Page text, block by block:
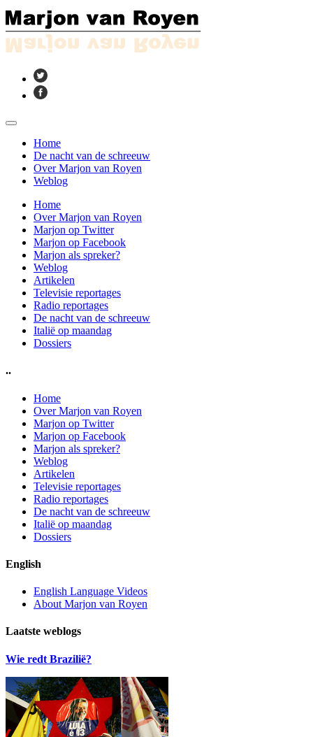
Home
De nacht van de schreeuw
Over Marjon van Royen
Weblog
Home
Over Marjon van Royen
Marjon op Twitter
Marjon op Facebook
Marjon als spreker?
Weblog
Artikelen
Televisie reportages
Radio reportages
De nacht van de schreeuw
Italië op maandag
Dossiers
..
Home
Over Marjon van Royen
Marjon op Twitter
Marjon op Facebook
Marjon als spreker?
Weblog
Artikelen
Televisie reportages
Radio reportages
De nacht van de schreeuw
Italië op maandag
Dossiers
English
English Language Videos
About Marjon van Royen
Laatste weblogs
Wie redt Brazilië?